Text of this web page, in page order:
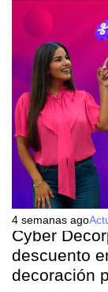
4 semanas ago
Cyber
descuento
decoración